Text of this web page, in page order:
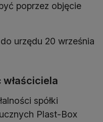
poprzez objęcie
urzędu 20 września
spółki
Plast-Box